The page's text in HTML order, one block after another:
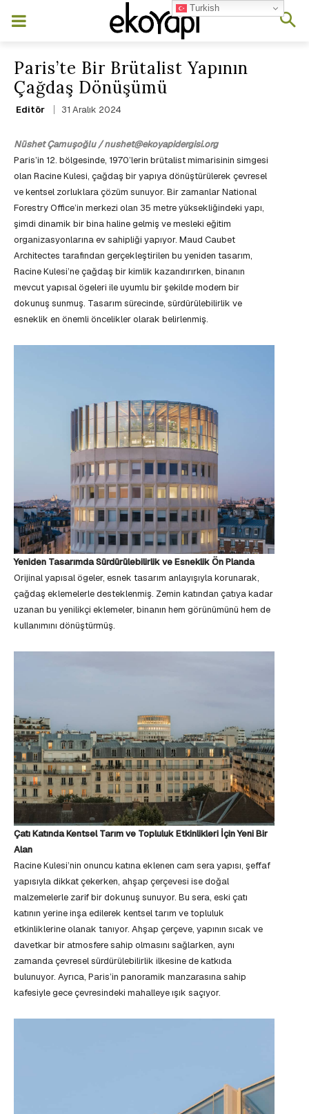
Paris’te Bir Brütalist Yapının
Çağdaş Dönüşümü
Editör 31 Aralık 2024
Nüshet Çamuşoğlu / nushet@ekoyapidergisi.org
Paris’in 12. bölgesinde, 1970’lerin brütalist mimarisinin simgesi
olan Racine Kulesi, çağdaş bir yapıya dönüştürülerek çevresel
ve kentsel zorluklara çözüm sunuyor. Bir zamanlar National
Forestry Office’in merkezi olan 35 metre yüksekliğindeki yapı,
şimdi dinamik bir bina haline gelmiş ve mesleki eğitim
organizasyonlarına ev sahipliği yapıyor. Maud Caubet
Architectes tarafından gerçekleştirilen bu yeniden tasarım,
Racine Kulesi’ne çağdaş bir kimlik kazandırırken, binanın
mevcut yapısal ögeleri ile uyumlu bir şekilde modern bir
dokunuş sunmuş. Tasarım sürecinde, sürdürülebilirlik ve
esneklik en önemli öncelikler olarak belirlenmiş.
Yeniden Tasarımda Sürdürülebilirlik ve Esneklik Ön Planda
Orijinal yapısal ögeler, esnek tasarım anlayışıyla korunarak,
çağdaş eklemelerle desteklenmiş. Zemin katından çatıya kadar
uzanan bu yenilikçi eklemeler, binanın hem görünümünü hem de
kullanımını dönüştürmüş.
Çatı Katında Kentsel Tarım ve Topluluk Etkinlikleri İçin Yeni Bir
Alan
Racine Kulesi’nin onuncu katına eklenen cam sera yapısı, şeffaf
yapısıyla dikkat çekerken, ahşap çerçevesi ise doğal
malzemelerle zarif bir dokunuş sunuyor. Bu sera, eski çatı
katının yerine inşa edilerek kentsel tarım ve topluluk
etkinliklerine olanak tanıyor. Ahşap çerçeve, yapının sıcak ve
davetkar bir atmosfere sahip olmasını sağlarken, aynı
zamanda çevresel sürdürülebilirlik ilkesine de katkıda
bulunuyor. Ayrıca, Paris’in panoramik manzarasına sahip
kafesiyle gece çevresindeki mahalleye ışık saçıyor.
Turkish